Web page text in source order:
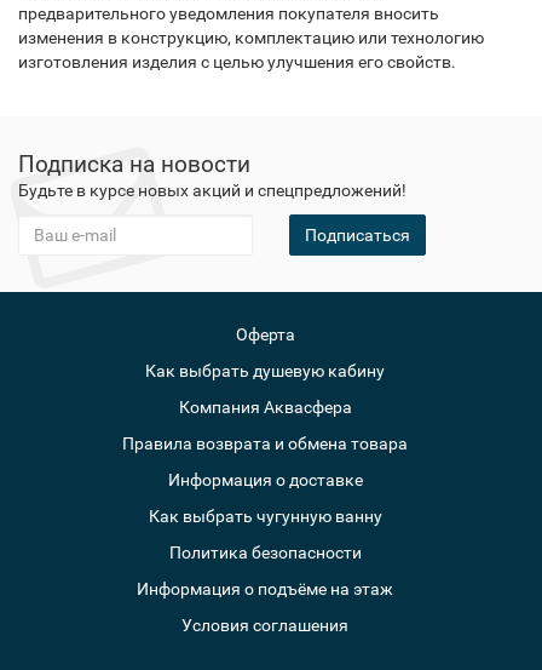
предварительного уведомления покупателя вносить
изменения в конструкцию, комплектацию или технологию
изготовления изделия с целью улучшения его свойств.
Подписка на новости
Будьте в курсе новых акций и спецпредложений!
Подписаться
Оферта
Как выбрать душевую кабину
Компания Аквасфера
Правила возврата и обмена товара
Информация о доставке
Как выбрать чугунную ванну
Политика безопасности
Информация о подъёме на этаж
Условия соглашения